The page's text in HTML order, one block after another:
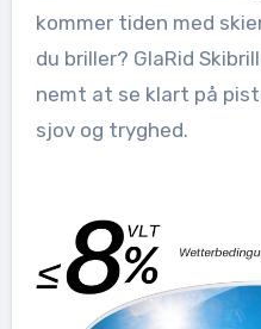
kommer tiden med
du briller? GlaRid
nemt at se klart på
sjov og tryghed.